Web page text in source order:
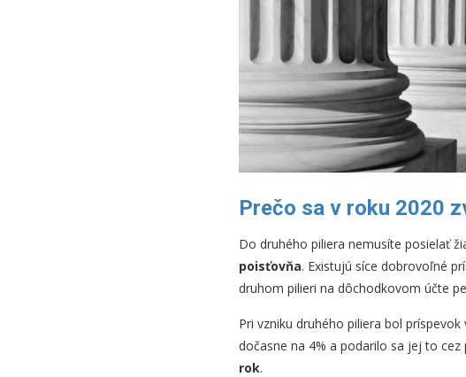
Prečo sa v roku 2020
Do druhého piliera nemusíte posielať
poisťovňa. Existujú síce dobrovoľné
druhom pilieri na dôchodkovom účte
Pri vzniku druhého piliera bol
dočasne na 4% a podarilo sa jej to cez
rok.